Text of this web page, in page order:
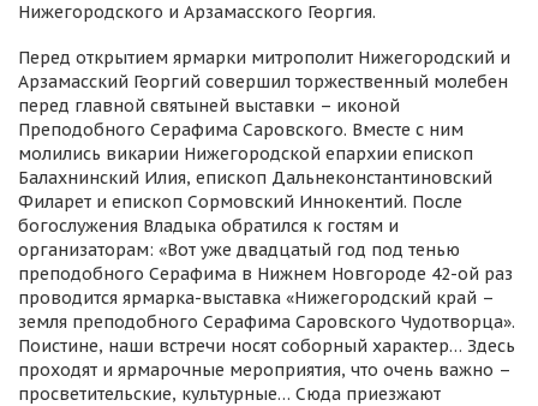
Нижегородского и Арзамасского Георгия.
Перед открытием ярмарки митрополит Нижегородский и
Арзамасский Георгий совершил торжественный молебен
перед главной святыней выставки – иконой
Преподобного Серафима Саровского. Вместе с ним
молились викарии Нижегородской епархии епископ
Балахнинский Илия, епископ Дальнеконстантиновский
Филарет и епископ Сормовский Иннокентий. После
богослужения Владыка обратился к гостям и
организаторам: «Вот уже двадцатый год под тенью
преподобного Серафима в Нижнем Новгороде 42-ой раз
проводится ярмарка-выставка «Нижегородский край –
земля преподобного Серафима Саровского Чудотворца».
Поистине, наши встречи носят соборный характер… Здесь
проходят и ярмарочные мероприятия, что очень важно –
просветительские, культурные… Сюда приезжают